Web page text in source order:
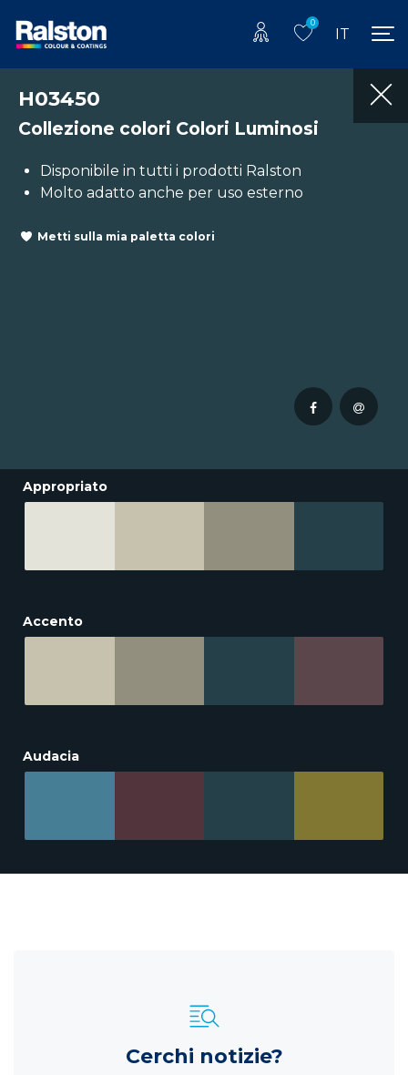
0
IT
H03450
Collezione colori Colori Luminosi
Disponibile in tutti i prodotti Ralston
Molto adatto anche per uso esterno
Metti sulla mia paletta colori
Appropriato
Accento
Audacia
Cerchi notizie?